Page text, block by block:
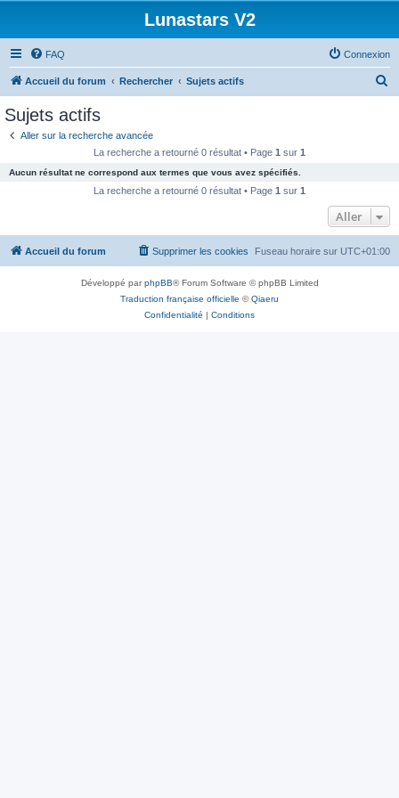
Lunastars V2
FAQ Connexion
Accueil du forum Rechercher Sujets actifs
c
e
Sujets actifs
Aller sur la recherche avancée
La recherche a retourné 0 résultat • Page 1 sur 1
Aucun résultat ne correspond aux termes que vous avez spécifiés.
La recherche a retourné 0 résultat • Page 1 sur 1
Aller
Accueil du forum Fuseau horaire sur UTC+01:00
Supprimer les cookies
Développé parphpBB® Forum Software © phpBB Limited
Traduction française officielle ©Qiaeru
Confidentialité | Conditions